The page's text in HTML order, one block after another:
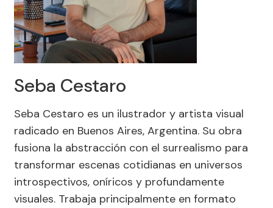
Seba Cestaro
Seba Cestaro es un ilustrador y artista visual
radicado en Buenos Aires, Argentina. Su obra
fusiona la abstracción con el surrealismo para
transformar escenas cotidianas en universos
introspectivos, oníricos y profundamente
visuales. Trabaja principalmente en formato